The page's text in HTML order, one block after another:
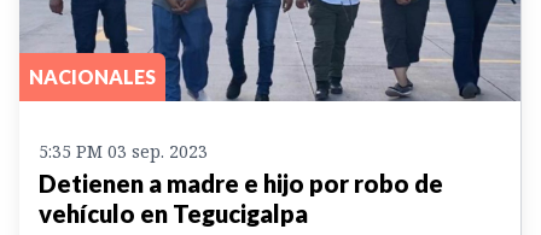
NACIONALES
5:35 PM 03 sep. 2023
Detienen a madre e hijo por robo de
vehículo en Tegucigalpa